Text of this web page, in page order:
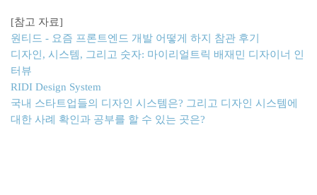
[참고 자료]
원티드 - 요즘 프론트엔드 개발 어떻게 하지 참관 후기
디자인, 시스템, 그리고 숫자: 마이리얼트릭 배재민 디자이너 인
터뷰
RIDI Design System
국내 스타트업들의 디자인 시스템은? 그리고 디자인
시스템에
대한 사례 확인과 공부를 할 수 있는 곳은?